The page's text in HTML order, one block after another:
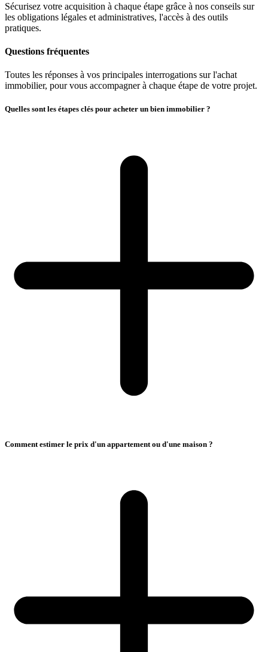
Sécurisez votre acquisition à chaque étape grâce à nos conseils sur
les obligations légales et administratives, l'accès à des outils
pratiques.
Questions fréquentes
Toutes les réponses à vos principales interrogations sur l'achat
immobilier, pour vous accompagner à chaque étape de votre projet.
Quelles sont les étapes clés pour acheter un bien immobilier ?
Comment estimer le prix d'un appartement ou d'une maison ?